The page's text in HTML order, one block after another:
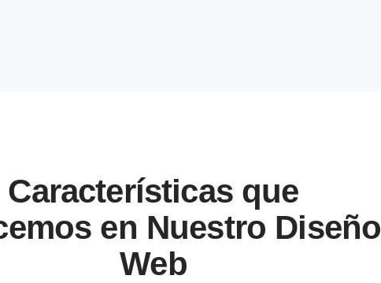
Características que
en Nuestro Diseño
Web